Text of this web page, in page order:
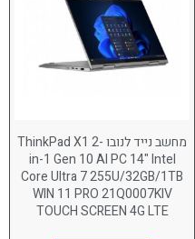
מחשב נייד לנובו ThinkPad X1 2-
in-1 Gen 10 AI PC 14" Intel
Core Ultra 7 255U/32GB/1TB
WIN 11 PRO 21Q0007KIV
TOUCH SCREEN 4G LTE